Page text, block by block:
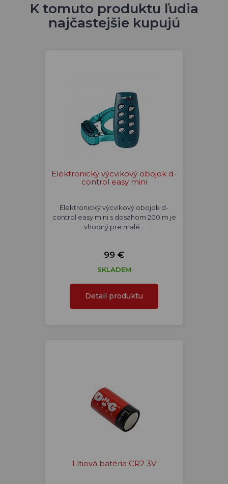
K tomuto produktu ľudia
najčastejšie kupujú
Elektronický výcvikový obojok d-
control easy mini
Elektronický výcvikový obojok d-
control easy mini s dosahom 200 m je
vhodný pre malé…
99 €
SKLADEM
Detail produktu
Lítiová batéria CR2 3V